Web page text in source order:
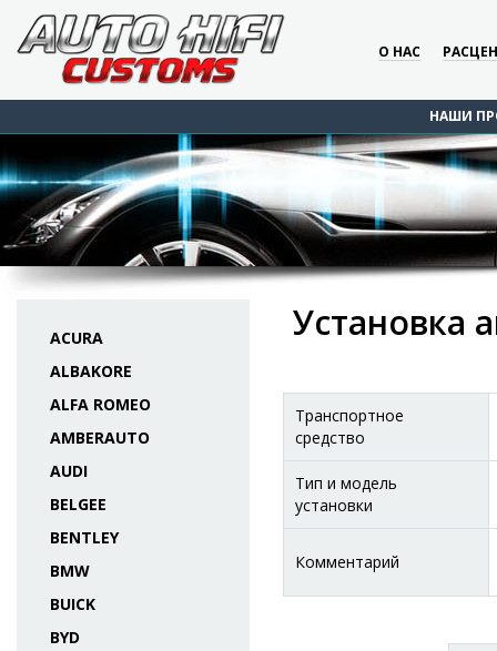
О НАС
НАШИ
ACURA
ALBAKORE
ALFA ROMEO
AMBERAUTO
AUDI
BELGEE
BENTLEY
BMW
BUICK
BYD
Установка
Транспортное
средство
Тип и модель
установки
Комментарий